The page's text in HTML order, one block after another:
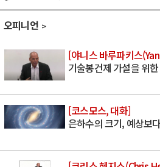
오피니언
[야니스 바루파키스
기술봉건제 가설을 위
[코스모스, 대화]
은하수의 크기, 예상보